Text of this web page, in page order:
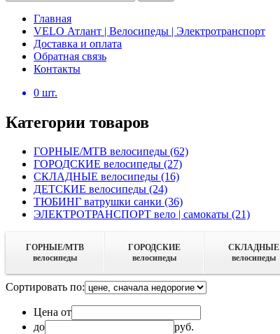
Главная
VELO Атлант | Велосипеды | Электротранспорт
Доставка и оплата
Обратная связь
Контакты
0 шт.
Категории товаров
ГОРНЫЕ/MTB велосипеды (62)
ГОРОДСКИЕ велосипеды (27)
СКЛАДНЫЕ велосипеды (16)
ДЕТСКИЕ велосипеды (24)
ТЮБИНГ ватрушки санки (36)
ЭЛЕКТРОТРАНСПОРТ вело | самокаты (21)
ГОРНЫЕ/MTB
велосипеды
ГОРОДСКИЕ
велосипеды
СКЛАДНЫЕ
велосипеды
Сортировать по:
Цена от
до
руб.